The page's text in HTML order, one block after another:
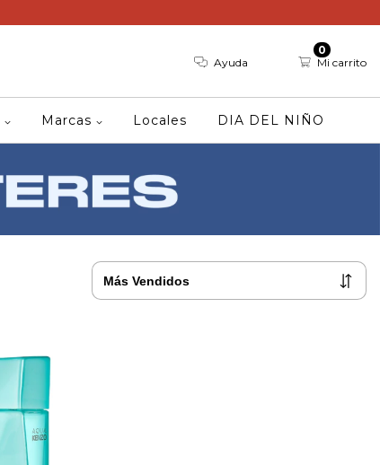
Ayuda Mi carrito
0
Marcas Locales DIA DEL NIÑO